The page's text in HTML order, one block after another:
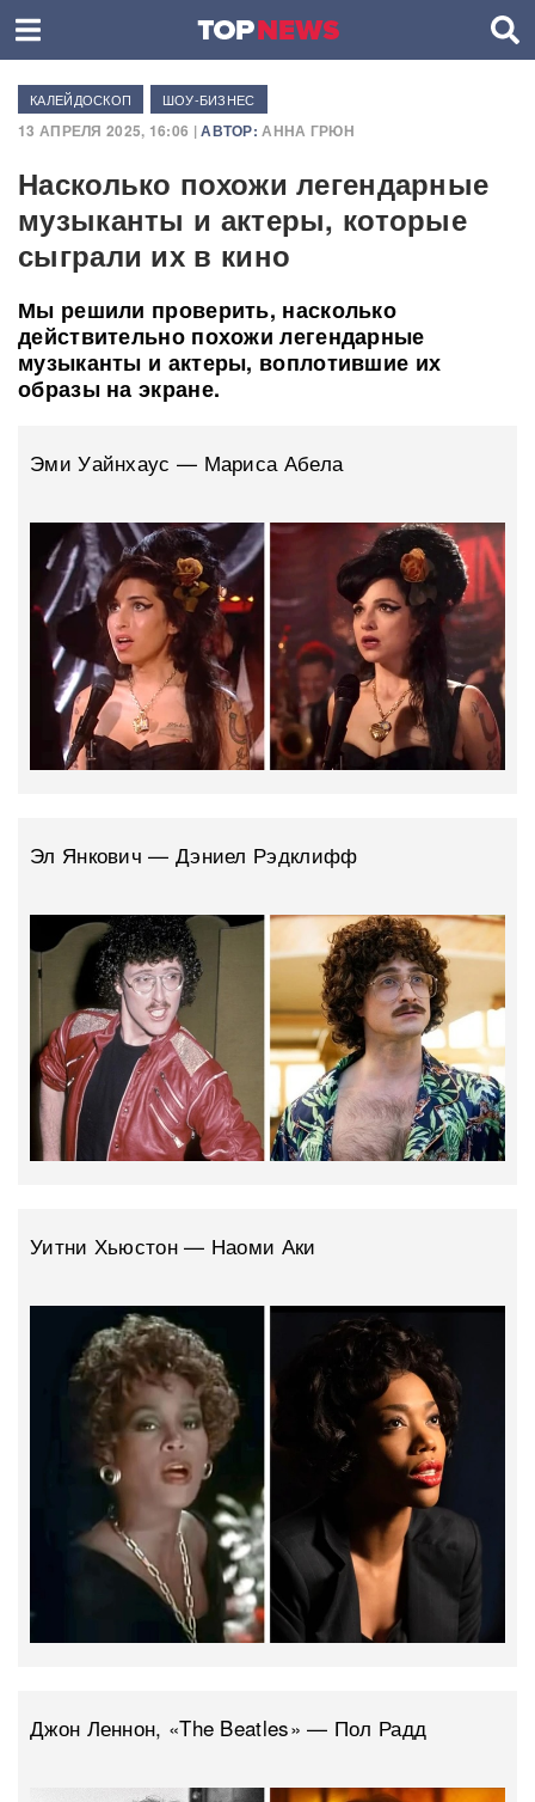
КАЛЕЙДОСКОП ШОУ-БИЗНЕС
13 АПРЕЛЯ 2025, 16:06 |АВТОР: АННА ГРЮН
Насколько похожи легендарные
музыканты и актеры, которые
сыграли их в кино
Мы решили проверить, насколько
действительно похожи легендарные
музыканты и актеры, воплотившие их
образы на экране.
Эми Уайнхаус — Мариса Абела
Эл Янкович — Дэниел Рэдклифф
Уитни Хьюстон — Наоми Аки
Джон Леннон, «The Beatles» — Пол Радд